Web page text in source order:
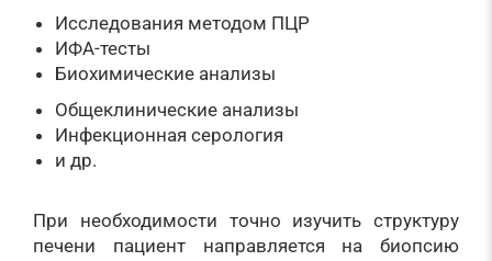
Исследования методом ПЦР
ИФА-тесты
Биохимические анализы
Общеклинические анализы
Инфекционная серология
и др.
При необходимости точно изучить структуру
печени пациент направляется на биопсию